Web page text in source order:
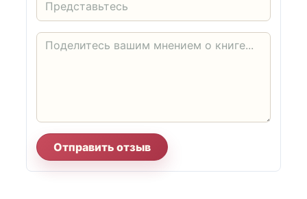
Отправить отзыв